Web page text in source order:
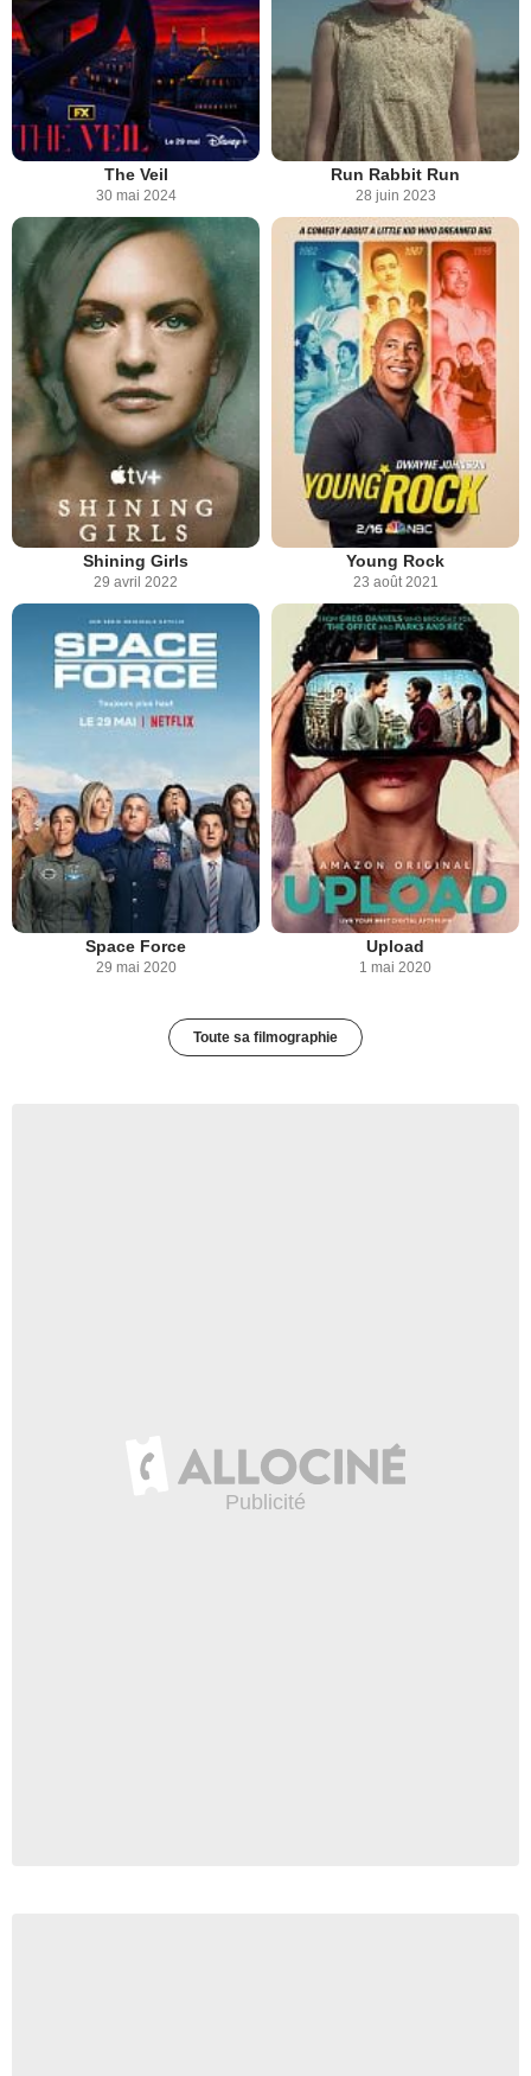
The Veil
30 mai 2024
Run Rabbit Run
28 juin 2023
Shining Girls
29 avril 2022
Young Rock
23 août 2021
Space Force
29 mai 2020
Upload
1 mai 2020
Toute sa filmographie